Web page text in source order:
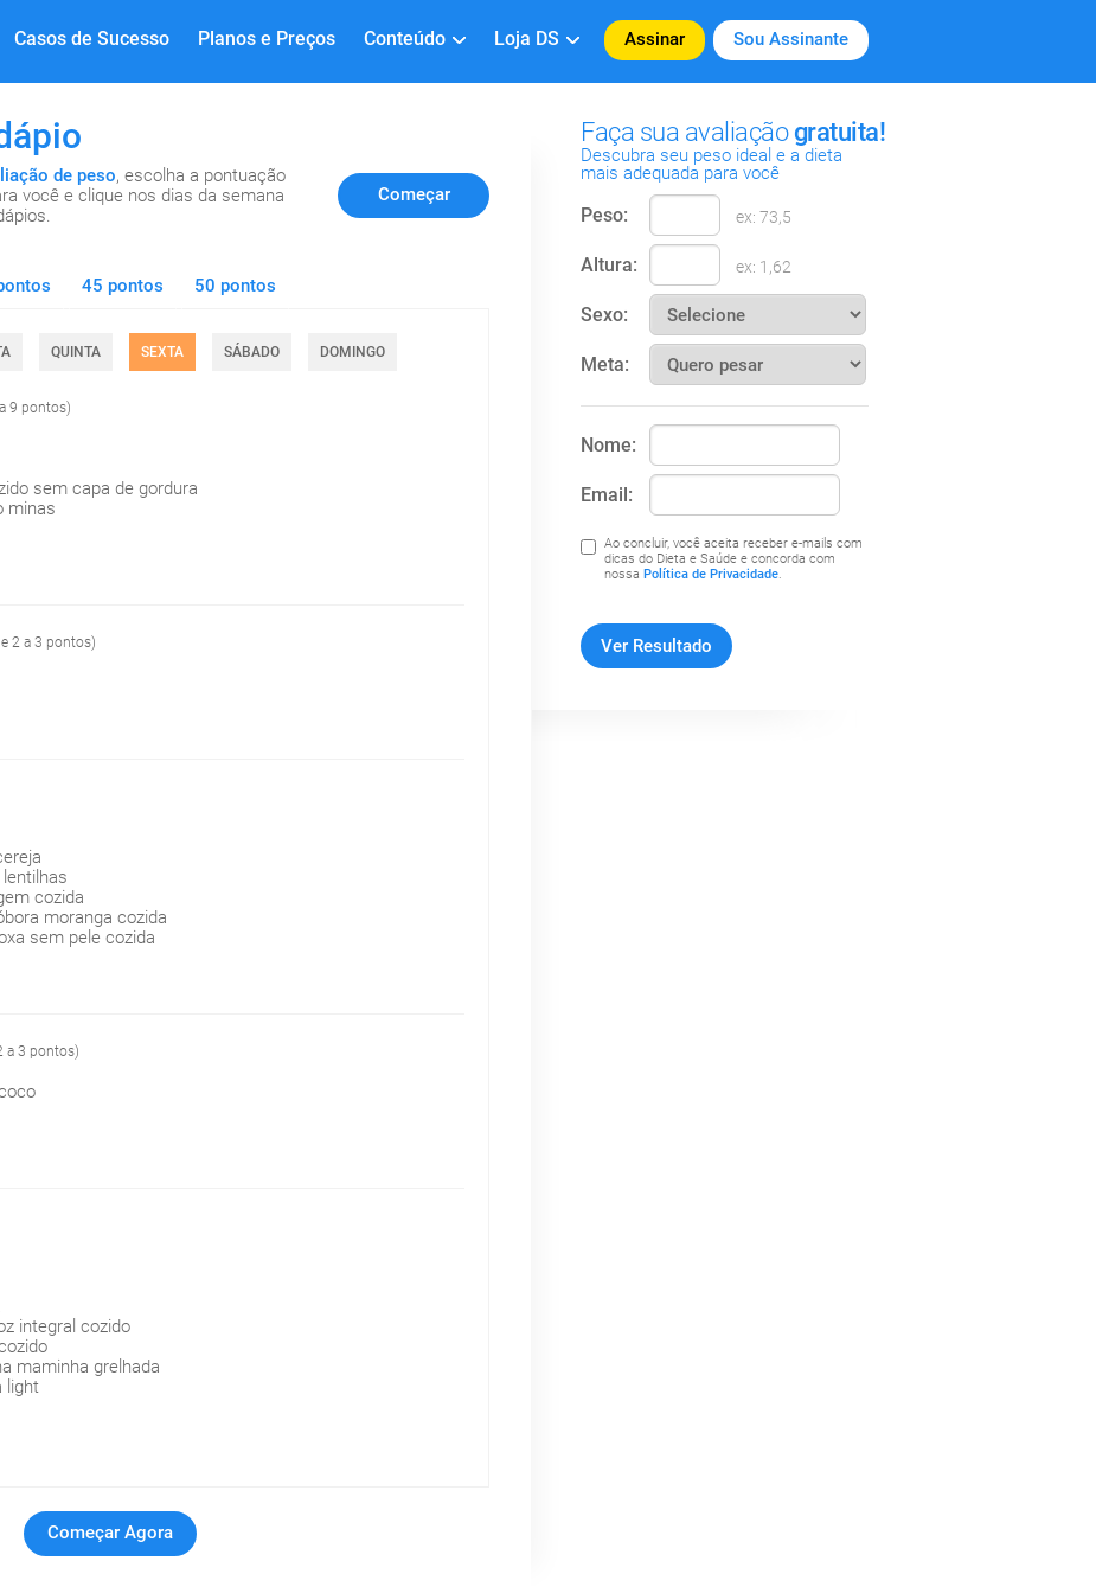
Assinar Sou Assinante
Casos de Sucesso Planos e Preços Conteúdo Loja DS
Faça sua avaliação gratuita!
Descubra seu peso ideal e a dieta
mais adequada para você
Peso: ex: 73,5
Altura: ex: 1,62
Sexo:
Meta:
Nome:
Email:
Ao concluir, você aceita receber e-mails com
dicas do Dieta e Saúde e concorda com
nossa Política de Privacidade.
de peso, escolha a pontuação
você e clique nos dias da semana
Começar
45 pontos 50 pontos
QUINTA SEXTA SÁBADO DOMINGO
9 pontos)
sem capa de gordura
minas
2 a 3 pontos)
cozida
moranga cozida
sem pele cozida
a 3 pontos)
integral cozido
maminha grelhada
light
Começar Agora